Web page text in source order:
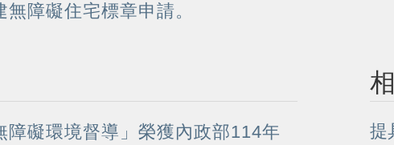
障礙住宅標章申請。
障礙環境督導」榮獲內政部114年
提